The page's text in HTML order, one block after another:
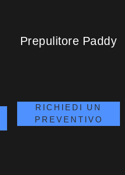
Prepulitore Paddy
RICHIEDI UN
PREVENTIVO